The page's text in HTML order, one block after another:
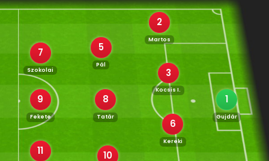
1
Gujdár
2
Martos
3
Kocsis I.
6
Kereki
5
Pál
8
Tatár
10
7
Szokolai
9
Fekete
11